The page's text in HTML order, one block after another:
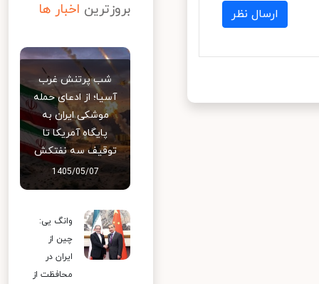
ارسال نظر بروزترین اخبار ها
شب پرتنش غرب
آسیا؛ از ادعای حمله
موشکی ایران به
پایگاه آمریکا تا
توقیف سه نفتکش
1405/05/07
وانگ یی:
چین از
ایران در
محافظت از